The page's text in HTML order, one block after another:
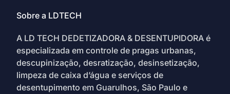
Sobre a LDTECH
A LD TECH DEDETIZADORA & DESENTUPIDORA é
especializada em controle de pragas urbanas,
descupinização, desratização, desinsetização,
limpeza de caixa d’água e serviços de
desentupimento em Guarulhos, São Paulo e